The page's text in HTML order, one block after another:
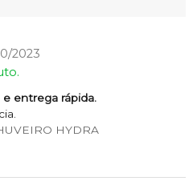
2023
entrega rápida.
HYDRA